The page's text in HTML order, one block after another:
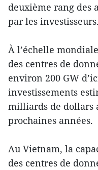
deuxième rang des
par les investisseurs.
À l’échelle
des centres de
environ 200 GW
investissements
milliards de dollars
prochaines années.
Au Vietnam, la
des centres de